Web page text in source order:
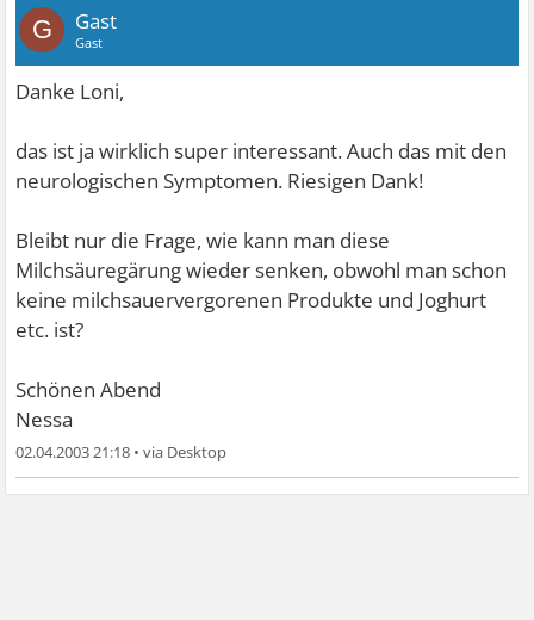
G Gast
Gast
Danke Loni,
das ist ja wirklich super interessant. Auch das mit den
neurologischen Symptomen. Riesigen Dank!
Bleibt nur die Frage, wie kann man diese
Milchsäuregärung wieder senken, obwohl man schon
keine milchsauervergorenen Produkte und Joghurt
etc. ist?
Schönen Abend
Nessa
02.04.2003 21:18 •